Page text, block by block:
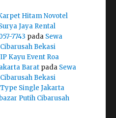
Hitam Novotel
Jaya Rental
7743 pada Sewa
Bekasi
Kayu Event Roa
Barat pada Sewa
Bekasi
Single Jakarta
Putih Cibarusah